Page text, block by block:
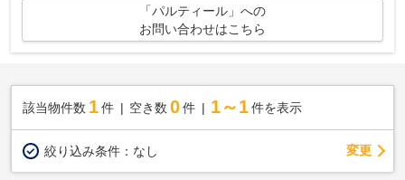
「パルティール」への
お問い合わせはこちら
該当物件数 1件 空き数 0 件 1～1 件を表示
絞り込み条件： なし 変更